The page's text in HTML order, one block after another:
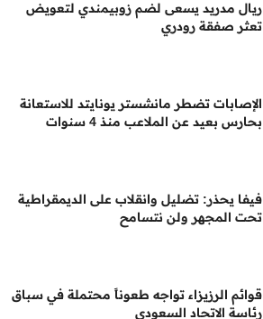
ريال مدريد يسعى لضم زوبيمندي لتعويض
تعثر صفقة رودري
الإصابات تضطر مانشستر يونايتد للاستعانة
بحارس بعيد عن الملاعب منذ 4 سنوات
فيفا يحذر: تضليل وانقلاب على الديمقراطية
تحت المجهر ولن نتسامح
قوائم الرزيزاء تواجه طعوناً محتملة في سباق
رئاسة الاتحاد السعودي